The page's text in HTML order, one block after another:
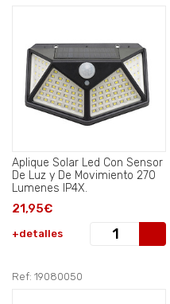
Aplique Solar Led Con Sensor
De Luz y De Movimiento 270
Lumenes IP4X.
21,95€
+detalles
Ref: 19080050